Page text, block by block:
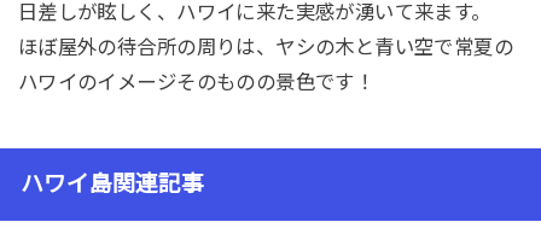
日差しが眩しく、ハワイに来た実感が湧いて来ます。
ほぼ屋外の待合所の周りは、ヤシの木と青い空で常夏の
ハワイのイメージそのものの景色です！
ハワイ島関連記事